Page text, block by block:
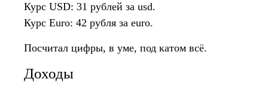
Курс USD: 31 рублей за usd.
Курс Euro: 42 рубля за euro.
Посчитал цифры, в уме, под катом всё.
Доходы